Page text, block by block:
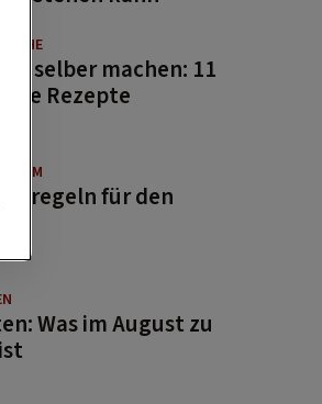
selber machen: 11
Rezepte
für den
Was im August zu